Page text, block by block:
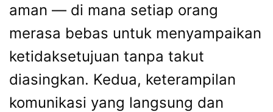
aman — di mana setiap orang
merasa bebas untuk menyampaikan
ketidaksetujuan tanpa takut
diasingkan. Kedua, keterampilan
komunikasi yang langsung dan